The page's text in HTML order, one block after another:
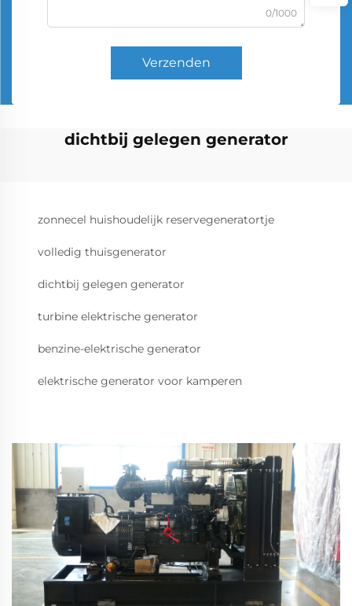
0/1000
Verzenden
dichtbij gelegen generator
zonnecel huishoudelijk reservegeneratortje
volledig thuisgenerator
dichtbij gelegen generator
turbine elektrische generator
benzine-elektrische generator
elektrische generator voor kamperen